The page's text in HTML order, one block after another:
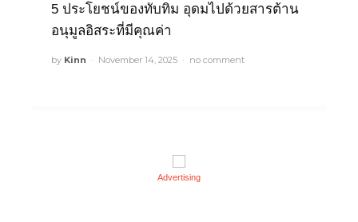
5 ประโยชน์ของทับทิม อุดมไปด้วยสารต้าน
อนุมูลอิสระที่มีคุณค่า
by Kinn November 14, 2025 no comment
Advertising